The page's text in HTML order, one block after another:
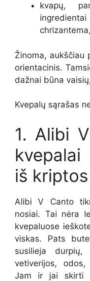
kvapų,
Žinoma, aukščiau
orientacinis.
dažnai būna
Kvepalų sąrašas
1. Alibi
iš kriptos
Alibi V Canto
nosiai. Tai nėra
kvepaluose
viskas. Pats
susilieja durpių,
vetiverijos,
Jam ir jai skirti